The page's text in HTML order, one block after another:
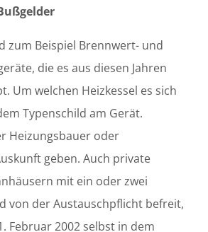
zum Beispiel Brennwert- und
die es aus diesen Jahren
Um welchen Heizkessel es sich
Typenschild am Gerät.
Heizungsbauer oder
geben. Auch private
mit ein oder zwei
von der Austauschpflicht befreit,
Februar 2002 selbst in dem